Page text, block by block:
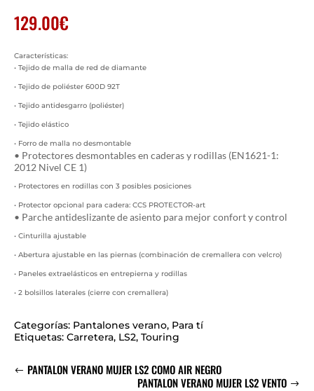
129.00€
Características:
• Tejido de malla de red de diamante
• Tejido de poliéster 600D 92T
• Tejido antidesgarro (poliéster)
• Tejido elástico
• Forro de malla no desmontable
• Protectores desmontables en caderas y rodillas (EN1621-1:
2012 Nivel CE 1)
• Protectores en rodillas con 3 posibles posiciones
• Protector opcional para cadera: CCS PROTECTOR-art
• Parche antideslizante de asiento para mejor confort y control
• Cinturilla ajustable
• Abertura ajustable en las piernas (combinación de cremallera con velcro)
• Paneles extraelásticos en entrepierna y rodillas
• 2 bolsillos laterales (cierre con cremallera)
Categorías: Pantalones verano, Para tí
Etiquetas: Carretera, LS2, Touring
PANTALON VERANO MUJER LS2 COMO AIR NEGRO
PANTALON VERANO MUJER LS2 VENTO